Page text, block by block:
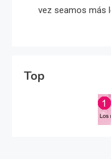
vez seamos más
Top